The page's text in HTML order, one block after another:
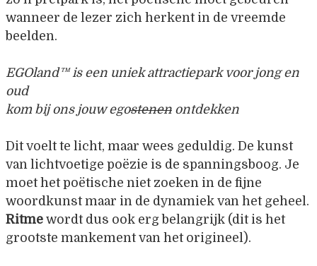
wanneer de lezer zich herkent in de vreemde
beelden.
EGOland™ is een uniek attractiepark voor jong en
oud
kom bij ons jouw egostenen ontdekken
Dit voelt te licht, maar wees geduldig. De kunst
van lichtvoetige poëzie is de spanningsboog. Je
moet het poëtische niet zoeken in de fijne
woordkunst maar in de dynamiek van het geheel.
Ritme wordt dus ook erg belangrijk (dit is het
grootste mankement van het origineel).